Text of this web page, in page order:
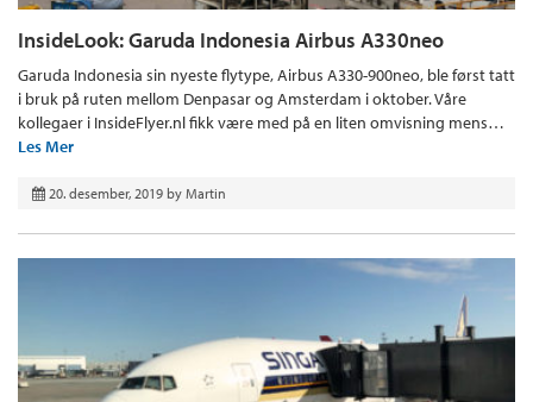
InsideLook: Garuda Indonesia Airbus A330neo
Garuda Indonesia sin nyeste flytype, Airbus A330-900neo, ble først tatt
i bruk på ruten mellom Denpasar og Amsterdam i oktober. Våre
kollegaer i InsideFlyer.nl fikk være med på en liten omvisning mens…
Les Mer
20. desember, 2019 by Martin